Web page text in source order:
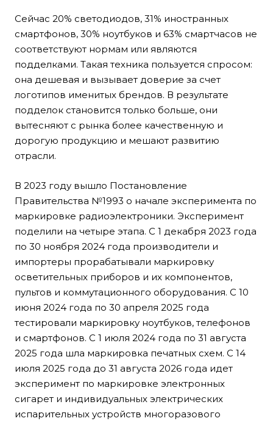
Сейчас 20% светодиодов, 31% иностранных
смартфонов, 30% ноутбуков и 63% смартчасов не
соответствуют нормам или являются
подделками. Такая техника пользуется спросом:
она дешевая и вызывает доверие за счет
логотипов именитых брендов. В результате
подделок становится только больше, они
вытесняют с рынка более качественную и
дорогую продукцию и мешают развитию
отрасли.
В 2023 году вышло Постановление
Правительства №1993 о начале эксперимента по
маркировке радиоэлектроники. Эксперимент
поделили на четыре этапа. С 1 декабря 2023 года
по 30 ноября 2024 года производители и
импортеры прорабатывали маркировку
осветительных приборов и их компонентов,
пультов и коммутационного оборудования. С 10
июня 2024 года по 30 апреля 2025 года
тестировали маркировку ноутбуков, телефонов
и смартфонов. С 1 июля 2024 года по 31 августа
2025 года шла маркировка печатных схем. С 14
июля 2025 года до 31 августа 2026 года идет
эксперимент по маркировке электронных
сигарет и индивидуальных электрических
испарительных устройств многоразового